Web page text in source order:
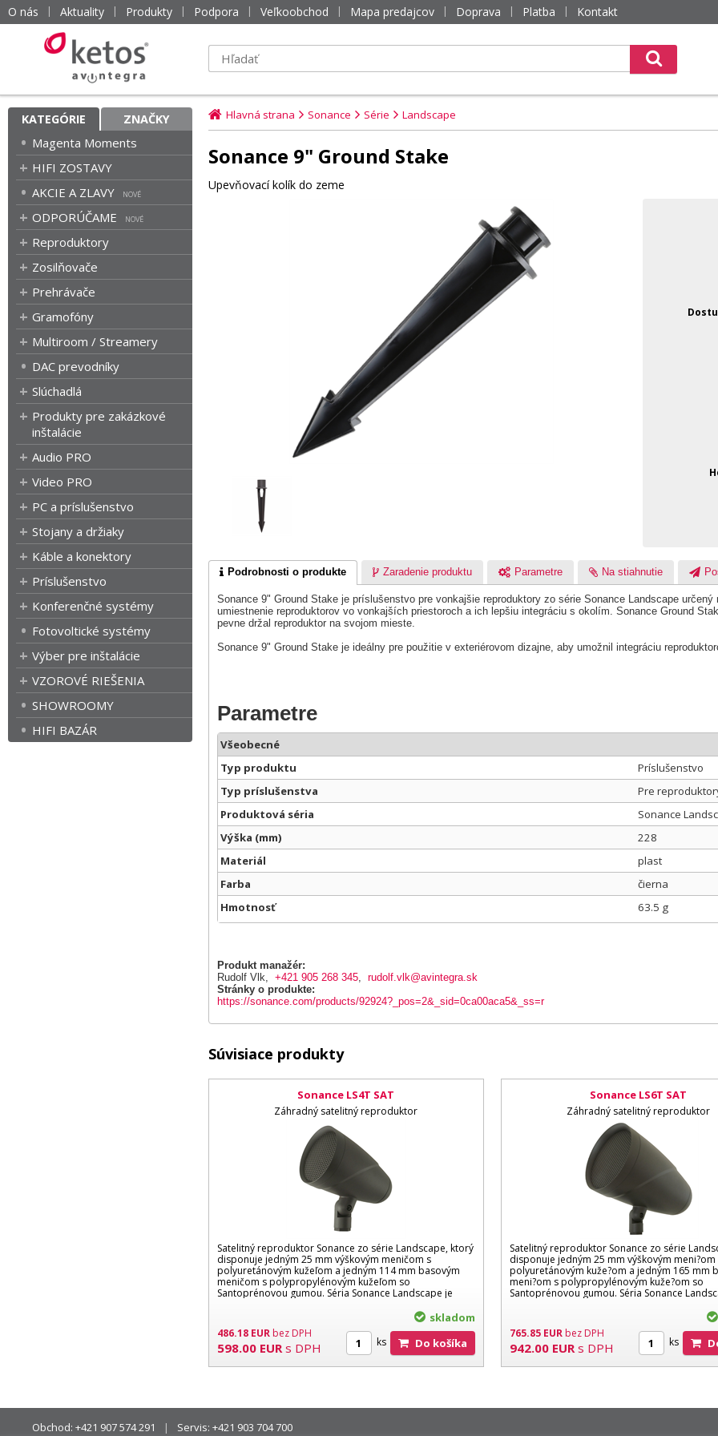
O nás Aktuality Produkty Podpora Veľkoobchod Mapa predajcov Doprava Platba Kontakt
KATEGÓRIE ZNAČKY
Magenta Moments
HIFI ZOSTAVY
AKCIE A ZLAVY
ODPORÚČAME
Reproduktory
Zosilňovače
Prehrávače
Gramofóny
Multiroom / Streamery
DAC prevodníky
Slúchadlá
Produkty pre zakázkové
inštalácie
Audio PRO
Video PRO
PC a príslušenstvo
Stojany a držiaky
Káble a konektory
Príslušenstvo
Konferenčné systémy
Fotovoltické systémy
Výber pre inštalácie
VZOROVÉ RIEŠENIA
SHOWROOMY
HIFI BAZÁR
Hlavná strana Sonance Série Landscape
Sonance 9" Ground Stake
Upevňovací kolík do zeme
Podrobnosti o produkte Zaradenie produktu Parametre Na stiahnutie
Sonance 9" Ground Stake je príslušenstvo pre vonkajšie reproduktory zo série Sonance Landscape
umiestnenie reproduktorov vo vonkajších priestoroch a ich lepšiu integráciu s okolím. Sonance Ground
pevne držal reproduktor na svojom mieste.
Sonance 9" Ground Stake je ideálny pre použitie v exteriérovom dizajne, aby umožnil integráciu
Parametre
Všeobecné
Typ produktu
Príslušenstvo
Typ príslušenstva
Pre
Produktová séria
Sonance
Výška (mm)
228
Materiál
plast
Farba
čierna
Hmotnosť
63.5 g
Produkt manažér:
Rudolf Vlk, +421 905 268 345, rudolf.vlk@avintegra.sk
Stránky o produkte:
https://sonance.com/products/92924?_pos=2&_sid=0ca00aca5&_ss=r
Súvisiace produkty
Sonance LS4T SAT
Záhradný satelitný reproduktor
Satelitný reproduktor Sonance zo série Landscape, ktorý
disponuje jedným 25 mm výškovým meničom s
polyuretánovým kužeľom a jedným 114 mm basovým
meničom s polypropylénovým kužeľom so
Santoprénovou gumou. Séria Sonance Landscape je
486.18 EURbez DPH
598.00 EUR s DPH
skladom
ks Do košíka
Sonance LS6T SAT
Záhradný satelitný reproduktor
Satelitný reproduktor Sonance zo série
disponuje jedným 25 mm výškovým meni?om
polyuretánovým kuže?om a jedným 165 mm
meni?om s polypropylénovým kuže?om so
Santoprénovou gumou. Séria Sonance
765.85 EURbez DPH
942.00 EUR s DPH ks
Obchod: +421 907 574 291 Servis: +421 903 704 700